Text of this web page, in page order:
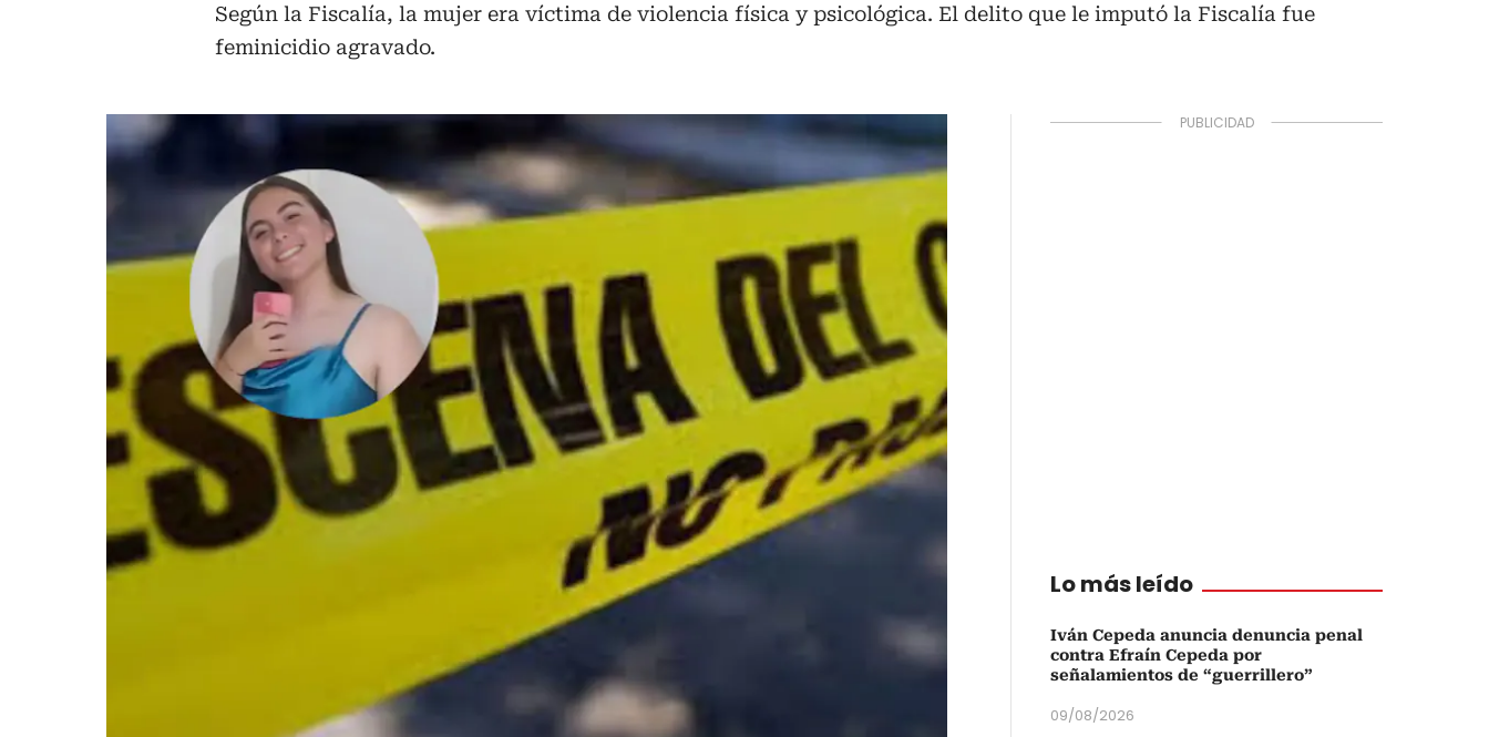
Según la Fiscalía, la mujer era víctima de violencia física y psicológica. El delito que le imputó la Fiscalía fue
feminicidio agravado.
Lo más leído
Iván Cepeda anuncia denuncia penal
contra Efraín Cepeda por
señalamientos de “guerrillero”
09/08/2026